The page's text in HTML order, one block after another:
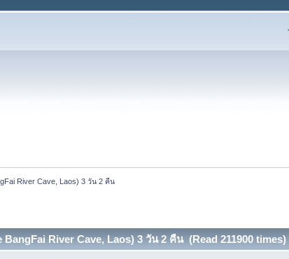
River Cave, Laos) 3 วัน 2 คืน
River Cave, Laos) 3 วัน 2 คืน (Read 211900 times)